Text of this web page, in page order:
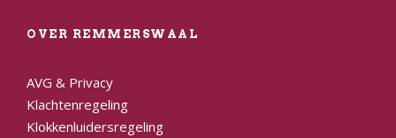
OVER REMMERSWAAL
AVG & Privacy
Klachtenregeling
Klokkenluidersregeling